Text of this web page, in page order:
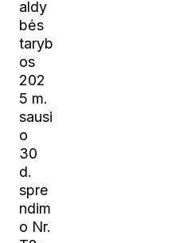
aldy
bės
taryb
os
202
5 m.
sausi
o
30
d.
spre
ndim
o Nr.